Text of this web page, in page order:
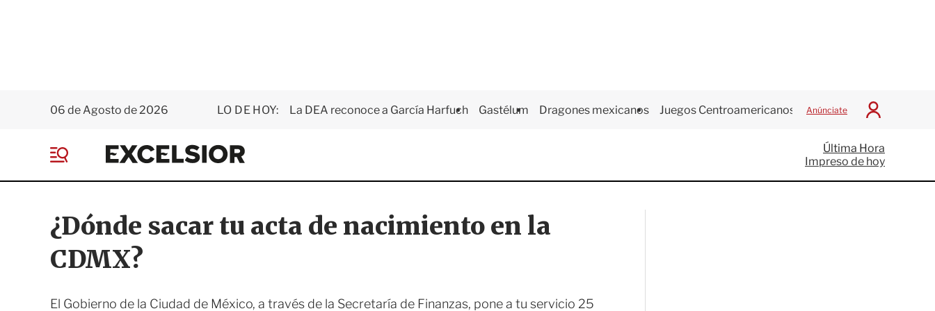
06 de Agosto de 2026 LO DE HOY: La DEA reconoce a García Harfuch Gastélum Dragones mexicanos Juegos Centroamericanos Anúnciate
I
c
i
a
E
x
e
e
Última Hora
Impreso de hoy
¿Dónde sacar tu acta de nacimiento en la
CDMX?
El Gobierno de la Ciudad de México, a través de la Secretaría de Finanzas, pone a tu servicio 25